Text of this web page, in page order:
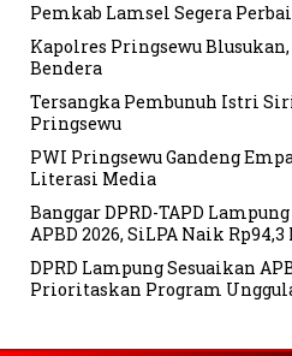
Pemkab Lamsel Segera
Kapolres Pringsewu
Bendera
Tersangka Pembunuh Istri
Pringsewu
PWI Pringsewu Gandeng
Literasi Media
Banggar DPRD-TAPD
APBD 2026, SiLPA Naik
DPRD Lampung Sesuaikan
Prioritaskan Program